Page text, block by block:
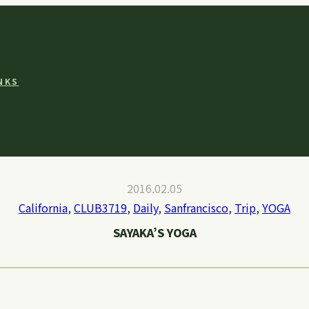
2016.02.05
California, CLUB3719, Daily, Sanfrancisco, Trip, YOGA
SAYAKA’S YOGA